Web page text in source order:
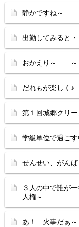
静かですね～
出勤してみると
おかえり～ ～６
だれもが楽しく
第１回城郷クリ
学級単位で過ご
せんせい、がん
３人の中で誰が
人権～
あ！ 火事だぁ